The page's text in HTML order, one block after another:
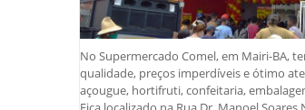
No Supermercado Comel, em Mairi-BA,
qualidade, preços imperdíveis e ótimo
açougue, hortifruti, confeitaria,